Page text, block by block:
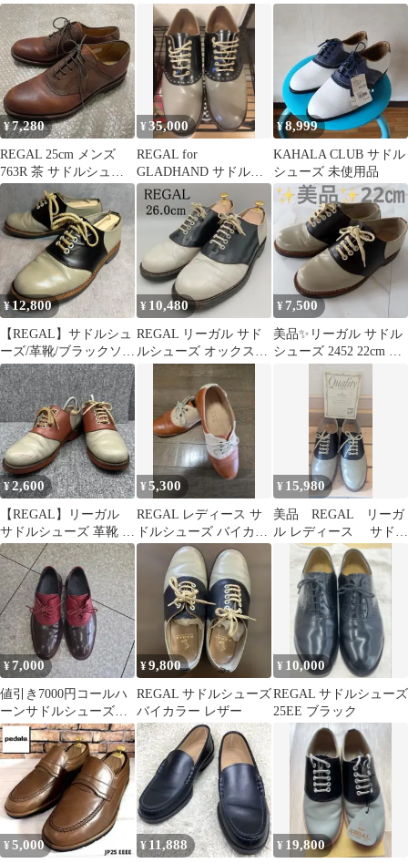
靴USA製
スエード キッズラブ
ゲイト
ーズ 23.5cm
¥7,280
REGAL 25cm メンズ
763R 茶 サドルシュー
ズ
¥35,000
REGAL for
GLADHAND サドルシ
ューズ 28cm
¥8,999
KAHALA CLUB サドル
シューズ 未使用品
¥12,800
【REGAL】サドルシュ
ーズ/革靴/ブラックソー
テル/23cm
¥ 10,480
REGAL リーガル サド
ルシューズ オックスフ
ォード 革靴 レザー
¥ 7,500
美品✨リーガル サドル
シューズ 2452 22cm ソ
ーテル ブラック 黒
¥2,600
【REGAL】リーガル
サドルシューズ 革靴 レ
ザー 23
¥5,300
REGAL レディース サ
ドルシューズ バイカラ
ー
¥ 15,980
美品 REGAL リーガ
ル レディース サドル
シューズ 24.0cm 革
¥7,000
値引き7000円コールハ
ーンサドルシューズ
7inc2/1 ブラウン/レッド
¥9,800
REGAL サドルシューズ
バイカラー レザー
¥ 10,000
REGAL サドルシューズ
25EE ブラック
¥ 5,000 ¥11,888 ¥ 19,800